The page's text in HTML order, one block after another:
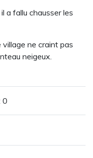
a fallu chausser les
village ne craint pas
neigeux.
0